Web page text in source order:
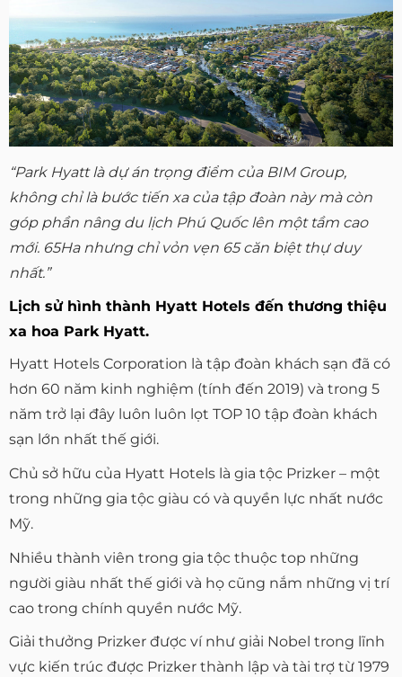
“Park Hyatt là dự án trọng điểm của BIM Group,
không chỉ là bước tiến xa của tập đoàn này mà còn
góp phần nâng du lịch Phú Quốc lên một tầm cao
mới. 65Ha nhưng chỉ vỏn vẹn 65 căn biệt thự duy
nhất.”
Lịch sử hình thành Hyatt Hotels đến thương thiệu
xa hoa Park Hyatt.
Hyatt Hotels Corporation là tập đoàn khách sạn đã có
hơn 60 năm kinh nghiệm (tính đến 2019) và trong 5
năm trở lại đây luôn luôn lọt TOP 10 tập đoàn khách
sạn lớn nhất thế giới.
Chủ sở hữu của Hyatt Hotels là gia tộc Prizker – một
trong những gia tộc giàu có và quyền lực nhất nước
Mỹ.
Nhiều thành viên trong gia tộc thuộc top những
người giàu nhất thế giới và họ cũng nắm những vị trí
cao trong chính quyền nước Mỹ.
Giải thưởng Prizker được ví như giải Nobel trong lĩnh
vực kiến trúc được Prizker thành lập và tài trợ từ 1979